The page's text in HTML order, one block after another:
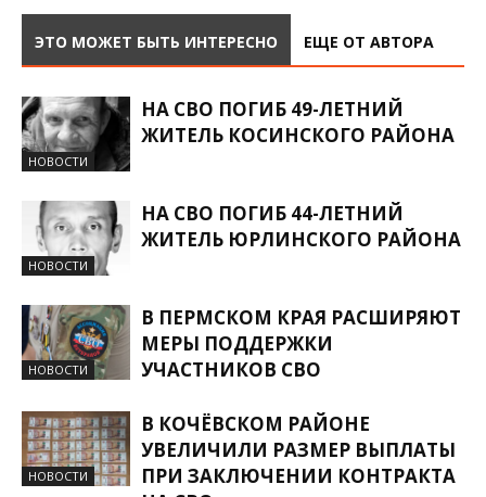
ЭТО МОЖЕТ БЫТЬ ИНТЕРЕСНО ЕЩЕ ОТ АВТОРА
НОВОСТИ
НА СВО ПОГИБ 49-ЛЕТНИЙ
ЖИТЕЛЬ КОСИНСКОГО РАЙОНА
НОВОСТИ
НА СВО ПОГИБ 44-ЛЕТНИЙ
ЖИТЕЛЬ ЮРЛИНСКОГО РАЙОНА
НОВОСТИ
В ПЕРМСКОМ КРАЯ РАСШИРЯЮТ
МЕРЫ ПОДДЕРЖКИ
УЧАСТНИКОВ СВО
НОВОСТИ
В КОЧЁВСКОМ РАЙОНЕ
УВЕЛИЧИЛИ РАЗМЕР ВЫПЛАТЫ
ПРИ ЗАКЛЮЧЕНИИ КОНТРАКТА